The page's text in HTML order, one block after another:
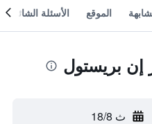
الموقع الأسئلة الشائعة
بريستول
ث 18/8